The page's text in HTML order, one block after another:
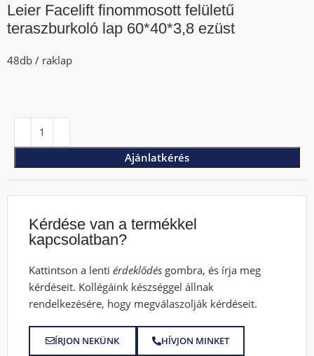
Leier Facelift finommosott felületű
teraszburkoló lap 60*40*3,8 ezüst
48db / raklap
Ajánlatkérés
Kérdése van a termékkel
kapcsolatban?
Kattintson a lentiérdeklődés gombra, és írja meg
kérdéseit. Kollégáink készséggel állnak
rendelkezésére, hogy megválaszolják kérdéseit.
ÍRJON NEKÜNK HÍVJON MINKET